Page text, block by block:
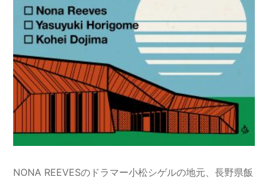
NONA REEVESのドラマー小松シゲルの地元、長野県飯